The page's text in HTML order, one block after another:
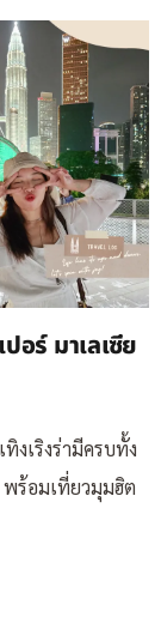
อร์ มาเลเซีย
งเริงร่ามีครบทั้ง
ร้อมเที่ยวมุมฮิต